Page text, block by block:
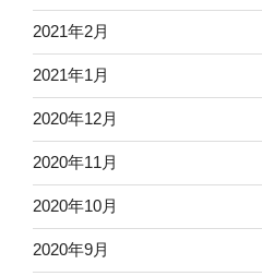
2021年2月
2021年1月
2020年12月
2020年11月
2020年10月
2020年9月